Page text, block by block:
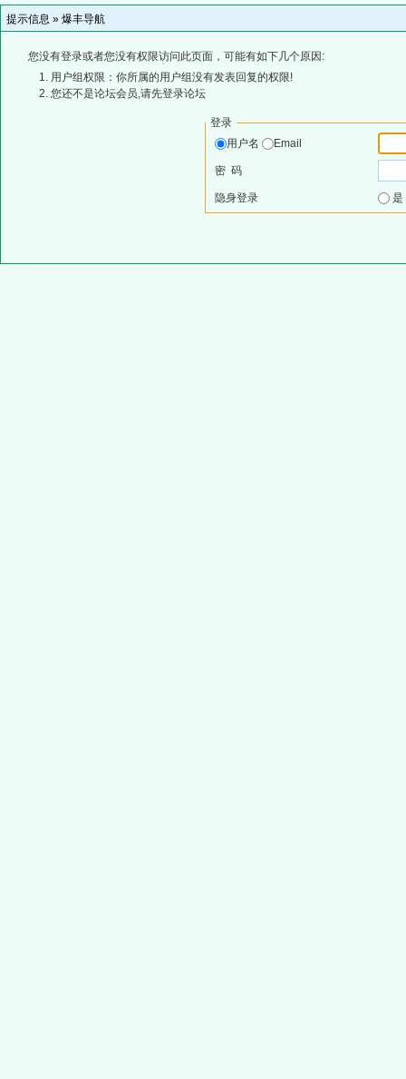
提示信息 » 爆丰导航
您没有登录或者您没有权限访问此页面，可能有如下几个原因:
用户组权限：你所属的用户组没有发表回复的权限!
您还不是论坛会员,请先登录论坛
登录
用户名
Email
密 码
隐身登录